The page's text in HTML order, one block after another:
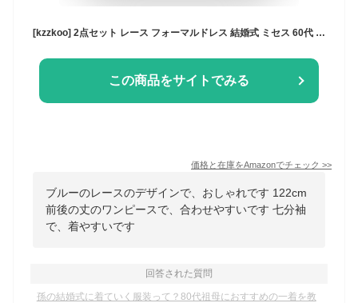
この商品をサイトでみる
価格と在庫をAmazonでチェック >>
ブルーのレースのデザインで、おしゃれです 122cm
前後の丈のワンピースで、合わせやすいです 七分袖
で、着やすいです
回答された質問
孫の結婚式に着ていく服装って？80代祖母におすすめの一着を教